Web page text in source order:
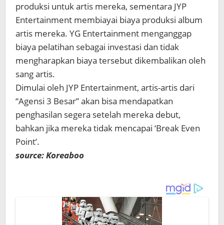
produksi untuk artis mereka, sementara JYP
Entertainment membiayai biaya produksi album
artis mereka. YG Entertainment menganggap
biaya pelatihan sebagai investasi dan tidak
mengharapkan biaya tersebut dikembalikan oleh
sang artis.
Dimulai oleh JYP Entertainment, artis-artis dari
“Agensi 3 Besar” akan bisa mendapatkan
penghasilan segera setelah mereka debut,
bahkan jika mereka tidak mencapai ‘Break Even
Point’.
source: Koreaboo